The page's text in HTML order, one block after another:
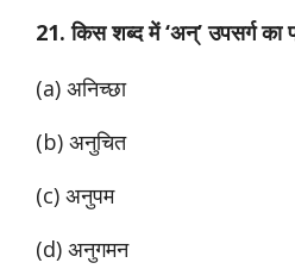
21. किस शब्द में ‘अन्’ उपसर्ग का
(a) अनिच्छा
(b) अनुचित
(c) अनुपम
(d) अनुगमन